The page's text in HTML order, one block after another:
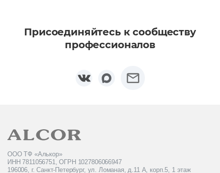
Присоединяйтесь к сообществу
профессионалов
ООО ТФ «Алькор»
ИНН 7811056751, ОГРН 1027806066947
196006, г. Санкт-Петербург, ул. Ломаная, д.11 А, корп.5, 1 этаж